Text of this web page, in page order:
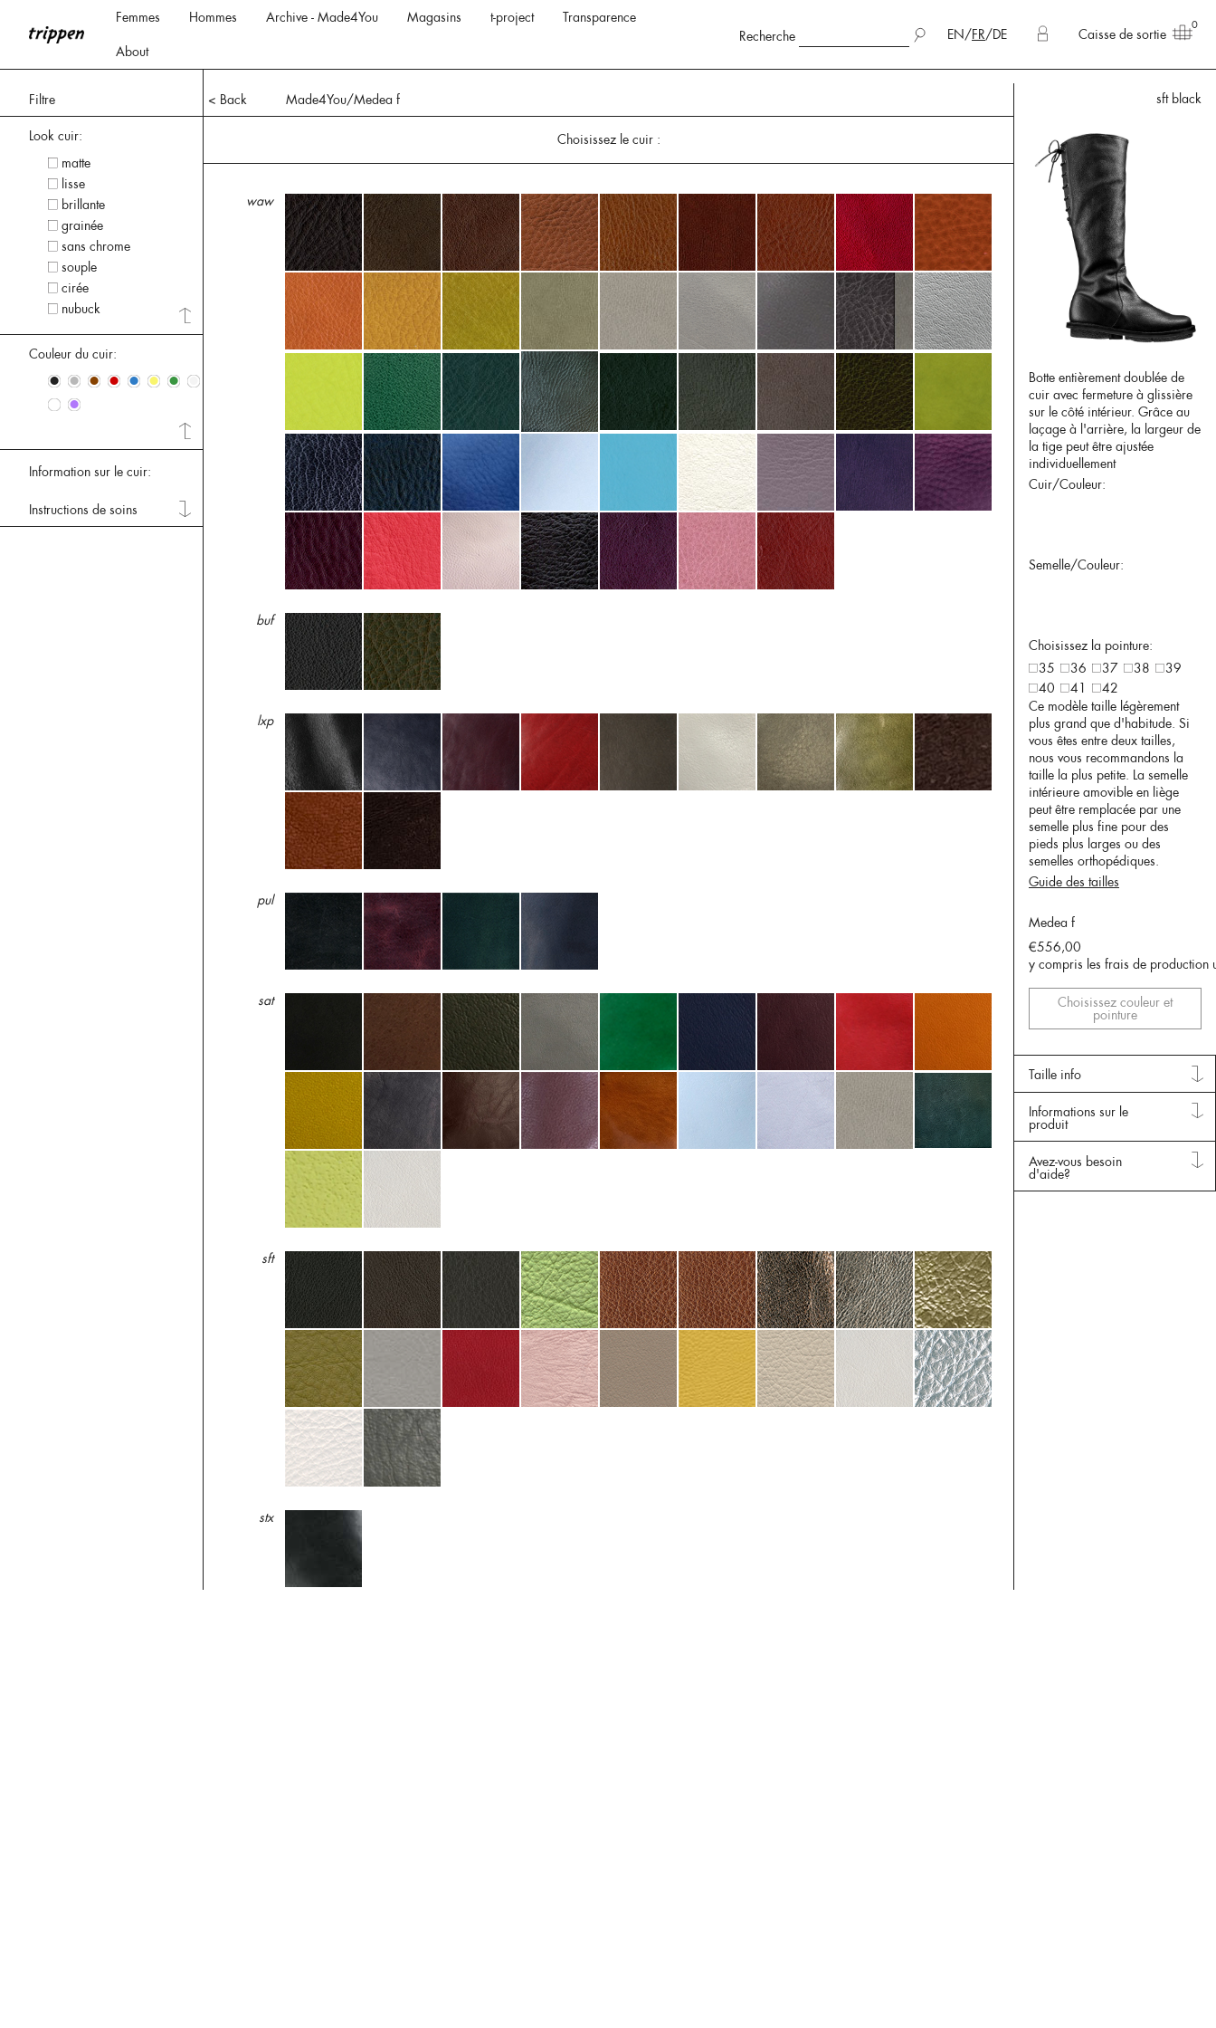
Femmes Hommes Archive - Made4You Magasins t-project Transparence
About
Recherche EN/FR/DE Caisse de sortie
0
Filtre < Back Made4You/Medea f
Look cuir:
matte
lisse
brillante
grainée
sans chrome
souple
cirée
nubuck
Couleur du cuir:
• • • • • • • •
• •
Information sur le cuir:
Instructions de soins
Choisissez le cuir :
waw
buf
lxp
pul
sat
sft
stx
sft black
Botte entièrement doublée de
cuir avec fermeture à glissière
sur le côté intérieur. Grâce au
laçage à l'arrière, la largeur de
la tige peut être ajustée
individuellement
Cuir/Couleur:
Semelle/Couleur:
Choisissez la pointure:
35
36 37 38
39
40
41
42
Ce modèle taille légèrement
plus grand que d'habitude. Si
vous êtes entre deux tailles,
nous vous recommandons la
taille la plus petite. La semelle
intérieure amovible en liège
peut être remplacée par une
semelle plus fine pour des
pieds plus larges ou des
semelles orthopédiques.
Guide des tailles
Medea f
€556,00
y compris les frais de production
Choisissez couleur et
pointure
Taille info
Informations sur le
produit
Avez-vous besoin
d'aide?